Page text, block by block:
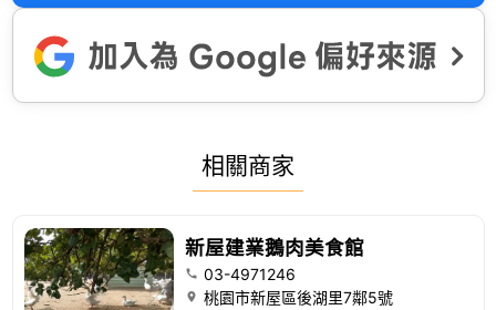
相關商家
新屋建業鵝肉美食館
03-4971246
桃園市新屋區後湖里7鄰5號